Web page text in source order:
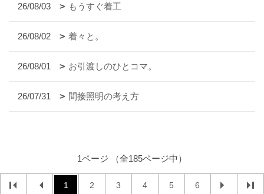
26/08/03 もうすぐ着工
26/08/02 着々と。
26/08/01 お引渡しのひとコマ。
26/07/31 間接照明の考え方
1ページ （全185ページ中）
1 2 3 4 5 6